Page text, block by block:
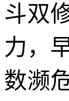
斗双
力，
数濒